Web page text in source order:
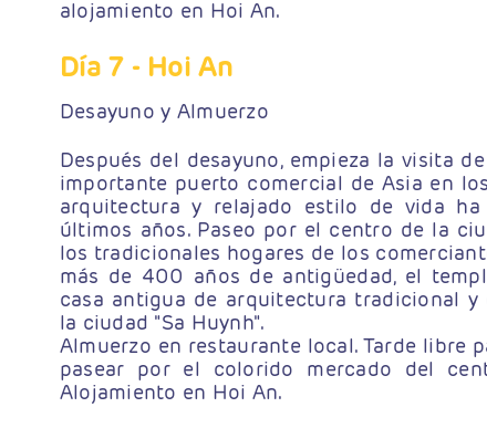
alojamiento en Hoi An.
Día 7 - Hoi An
Desayuno y Almuerzo
Después del desayuno, empieza la visita
importante puerto comercial de Asia en
arquitectura y relajado estilo de vida
últimos años. Paseo por el centro de la
los tradicionales hogares de los
más de 400 años de antigüedad, el
casa antigua de arquitectura tradicional
la ciudad "Sa Huynh".
Almuerzo en restaurante local. Tarde libre
pasear por el colorido mercado del
Alojamiento en Hoi An.